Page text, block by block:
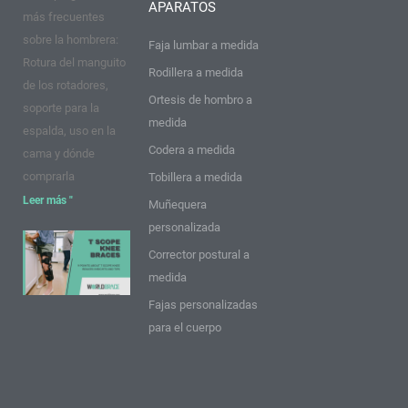
k
a
s
más frecuentes
sobre la hombrera:
Rotura del manguito
de los rotadores,
soporte para la
espalda, uso en la
cama y dónde
comprarla
Leer más "
T Scope:
Ideas y
APARATOS
Faja lumbar a medida
Rodillera a medida
Ortesis de hombro a
medida
Codera a medida
Tobillera a medida
Muñequera
personalizada
Corrector postural a
medida
Fajas personalizadas
para el cuerpo